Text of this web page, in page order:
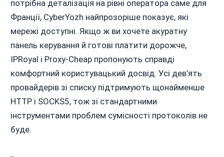
потрібна деталізація на рівні оператора саме для
Франції, CyberYozh найпрозоріше показує, які
мережі доступні. Якщо ж ви хочете акуратну
панель керування й готові платити дорожче,
IPRoyal і Proxy-Cheap пропонують справді
комфортний користувацький досвід. Усі дев’ять
провайдерів зі списку підтримують щонайменше
HTTP і SOCKS5, тож зі стандартними
інструментами проблем сумісності протоколів не
буде.